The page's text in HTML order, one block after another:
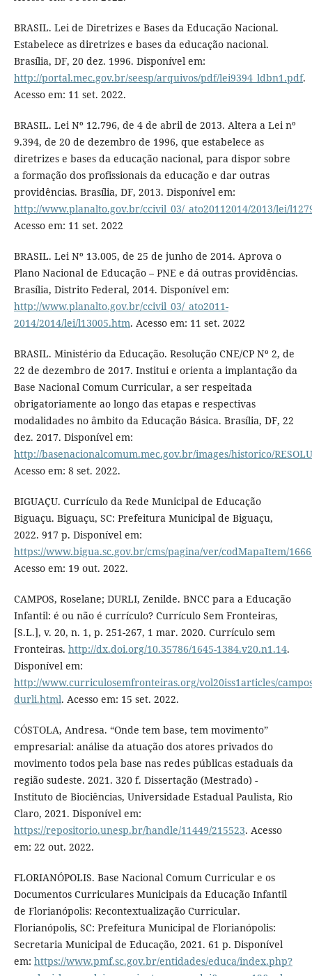
BRASIL. Lei de Diretrizes e Bases da Educação Nacional.
Estabelece as diretrizes e bases da educação nacional.
Brasília, DF, 20 dez. 1996. Disponível em:
http://portal.mec.gov.br/seesp/arquivos/pdf/lei9394_ldbn1.pdf.
Acesso em: 11 set. 2022.
BRASIL. Lei Nº 12.796, de 4 de abril de 2013. Altera a Lei nº
9.394, de 20 de dezembro de 1996, que estabelece as
diretrizes e bases da educação nacional, para dispor sobre
a formação dos profissionais da educação e dar outras
providências. Brasília, DF, 2013. Disponível em:
http://www.planalto.gov.br/ccivil_03/_ato20112014/2013/lei/
Acesso em: 11 set. 2022
BRASIL. Lei Nº 13.005, de 25 de junho de 2014. Aprova o
Plano Nacional de Educação – PNE e dá outras providências.
Brasília, Distrito Federal, 2014. Disponível em:
http://www.planalto.gov.br/ccivil_03/_ato2011-
2014/2014/lei/l13005.htm. Acesso em: 11 set. 2022
BRASIL. Ministério da Educação. Resolução CNE/CP Nº 2, de
22 de dezembro de 2017. Institui e orienta a implantação da
Base Nacional Comum Curricular, a ser respeitada
obrigatoriamente ao longo das etapas e respectivas
modalidades no âmbito da Educação Básica. Brasília, DF, 22
dez. 2017. Disponível em:
http://basenacionalcomum.mec.gov.br/images/historico/
Acesso em: 8 set. 2022.
BIGUAÇU. Currículo da Rede Municipal de Educação
Biguaçu. Biguaçu, SC: Prefeitura Municipal de Biguaçu,
2022. 917 p. Disponível em:
https://www.bigua.sc.gov.br/cms/pagina/ver/codMapaItem/
Acesso em: 19 out. 2022.
CAMPOS, Roselane; DURLI, Zenilde. BNCC para a Educação
Infantil: é ou não é currículo? Currículo Sem Fronteiras,
[S.L.], v. 20, n. 1, p. 251-267, 1 mar. 2020. Currículo sem
Fronteiras. http://dx.doi.org/10.35786/1645-1384.v20.n1.14.
Disponível em:
http://www.curriculosemfronteiras.org/vol20iss1articles/
durli.html. Acesso em: 15 set. 2022.
CÓSTOLA, Andresa. “Onde tem base, tem movimento”
empresarial: análise da atuação dos atores privados do
movimento todos pela base nas redes públicas estaduais da
região sudeste. 2021. 320 f. Dissertação (Mestrado) -
Instituto de Biociências, Universidade Estadual Paulista, Rio
Claro, 2021. Disponível em:
https://repositorio.unesp.br/handle/11449/215523. Acesso
em: 22 out. 2022.
FLORIANÓPOLIS. Base Nacional Comum Curricular e os
Documentos Curriculares Municipais da Educação Infantil
de Florianópolis: Recontextualização Curricular.
Florianópolis, SC: Prefeitura Municipal de Florianópolis:
Secretaria Municipal de Educação, 2021. 61 p. Disponível
em: https://www.pmf.sc.gov.br/entidades/educa/index.php?